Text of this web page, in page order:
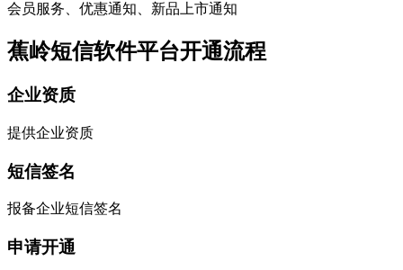
会员服务、优惠通知、新品上市通知
蕉岭短信软件平台开通流程
企业资质
提供企业资质
短信签名
报备企业短信签名
申请开通